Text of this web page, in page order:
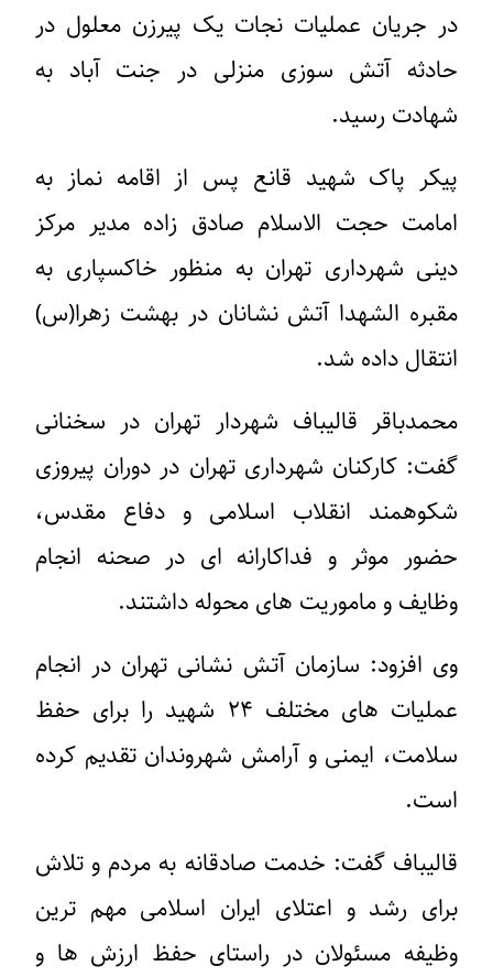
در جریان عملیات نجات یک پیرزن معلول در
حادثه آتش سوزی منزلی در جنت آباد به
شهادت رسید.
پیکر پاک شهید قانع پس از اقامه نماز به
امامت حجت الاسلام صادق زاده مدیر مرکز
دینی شهرداری تهران به منظور خاکسپاری به
مقبره الشهدا آتش نشانان در بهشت زهرا(س)
انتقال داده شد.
محمدباقر قالیباف شهردار تهران در سخنانی
گفت: کارکنان شهرداری تهران در دوران پیروزی
شکوهمند انقلاب اسلامی و دفاع مقدس،
حضور موثر و فداکارانه ای در صحنه انجام
وظایف و ماموریت های محوله داشتند.
وی افزود: سازمان آتش نشانی تهران در انجام
عملیات های مختلف ۲۴ شهید را برای حفظ
سلامت، ایمنی و آرامش شهروندان تقدیم کرده
است.
قالیباف گفت: خدمت صادقانه به مردم و تلاش
برای رشد و اعتلای ایران اسلامی مهم ترین
وظیفه مسئولان در راستای حفظ ارزش ها و